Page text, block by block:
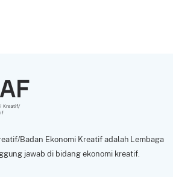
Badan Ekonomi Kreatif adalah Lembaga
jawab di bidang ekonomi kreatif.